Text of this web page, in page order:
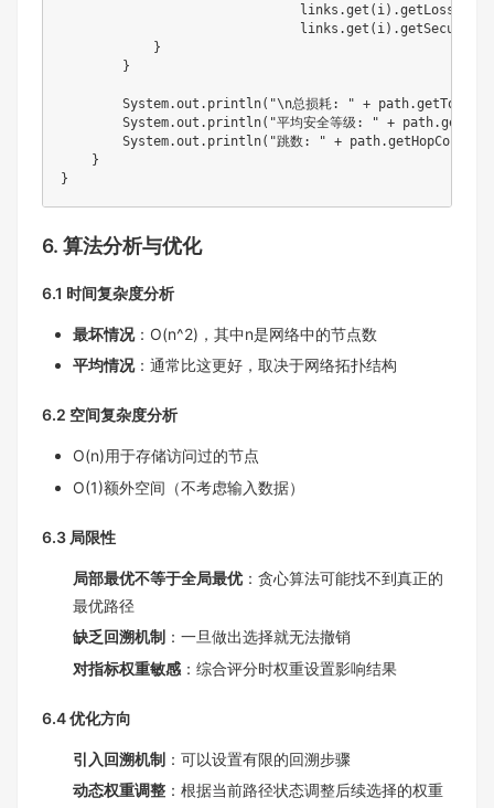
                               links
.get ( i) .getLoss
                               links
.get ( i) .
}
}
System.out . println( "\n总损耗: " + path.
System.out . println( "平均安全等级: " + path.
System.out . println( "跳数: " + path.getHopCount
}
}
6. 算法分析与优化
6.1 时间复杂度分析
最坏情况：O(n^2)，其中n是网络中的节点数
平均情况：通常比这更好，取决于网络拓扑结构
6.2 空间复杂度分析
O(n)用于存储访问过的节点
O(1)额外空间（不考虑输入数据）
6.3 局限性
局部最优不等于全局最优 ：贪心算法可能找不到真正的
最优路径
缺乏回溯机制 ：一旦做出选择就无法撤销
对指标权重敏感 ：综合评分时权重设置影响结果
6.4 优化方向
引入回溯机制 ：可以设置有限的回溯步骤
动态权重调整 ：根据当前路径状态调整后续选择的权重